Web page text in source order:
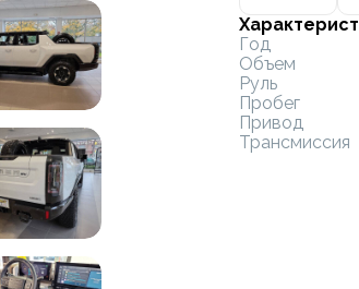
Год
Объем
Руль
Пробег
Привод
Трансмиссия